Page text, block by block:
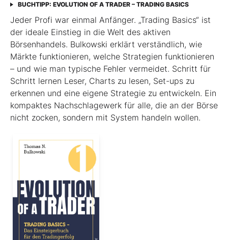
BUCHTIPP: EVOLUTION OF A TRADER – TRADING BASICS
Jeder Profi war einmal Anfänger. „Trading Basics“ ist
der ideale Einstieg in die Welt des aktiven
Börsenhandels. Bulkowski erklärt verständlich, wie
Märkte funktionieren, welche Strategien funktionieren
– und wie man typische Fehler vermeidet. Schritt für
Schritt lernen Leser, Charts zu lesen, Set-ups zu
erkennen und eine eigene Strategie zu entwickeln. Ein
kompaktes Nachschlagewerk für alle, die an der Börse
nicht zocken, sondern mit System handeln wollen.